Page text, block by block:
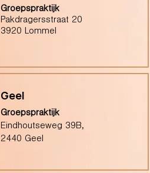
Groepspraktijk
Pakdragersstraat 20
3920 Lommel
Geel
Groepspraktijk
Eindhoutseweg 39B,
2440 Geel